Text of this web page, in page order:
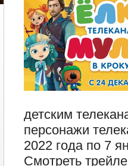
детским
персонажи
2022 года по 7
Смотреть